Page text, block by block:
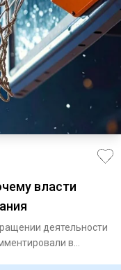
власти
деятельности
в